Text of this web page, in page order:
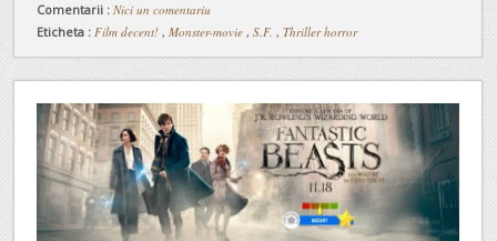
Comentarii : Nici un comentariu
Eticheta : Film decent! , Monster-movie , S.F. , Thriller horror